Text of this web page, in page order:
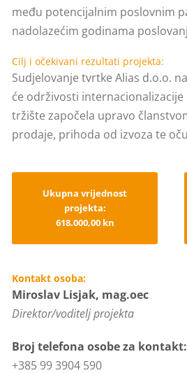
među potencijalnim poslovnim
nadolazećim godinama
Cilj i očekivani rezultati projekta:
Sudjelovanje tvrtke Alias d.o.o.
će održivosti
tržište započela upravo
prodaje, prihoda od izvoza te
Ukupna vrijednost
projekta:
618.000,00 kn
Kontakt osoba:
Miroslav Lisjak, mag.oec
Direktor/voditelj projekta
Broj telefona osobe za kontakt:
+385 99 3904 590